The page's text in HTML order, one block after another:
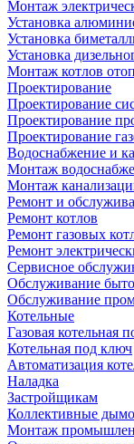
Монтаж
Установка
Установка
Установка
Монтаж котлов
Проектирование
Проектирование
Проектирование
Проектирование
Водоснабжение и
Монтаж
Монтаж
Ремонт и
Ремонт котлов
Ремонт газовых
Ремонт
Сервисное
Обслуживание
Обслуживание
Котельные
Газовая котельная
Котельная под ключ
Автоматизация
Наладка
Застройщикам
Коллективные
Монтаж